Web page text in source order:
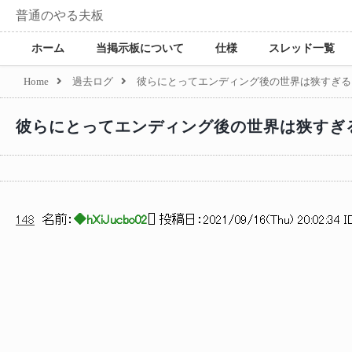
普通のやる夫板
ホーム 当掲示板について 仕様 スレッド一覧
Home 過去ログ 彼らにとってエンディング後の世界は狭すぎ
彼らにとってエンディング後の世界は狭すぎ
148 名前： ◆hXiJucbo02 ] 投稿日： 2021/09/16(Thu) 20:02:34